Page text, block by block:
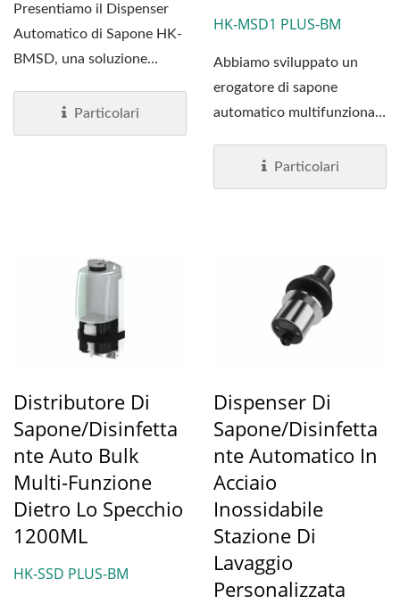
Presentiamo il Dispenser
Automatico di Sapone HK-
BMSD, una soluzione
Particolari
HK-MSD1 PLUS-BM
Abbiamo sviluppato un
erogatore di sapone
automatico multifunzionale
Particolari
Distributore Di
Sapone/disinfetta
Nte Auto Bulk
Multi-Funzione
Dietro Lo Specchio
1200ML
HK-SSD PLUS-BM
Dispenser Di
Sapone/Disinfetta
Nte Automatico In
Acciaio
Inossidabile
Stazione Di
Lavaggio
Personalizzata